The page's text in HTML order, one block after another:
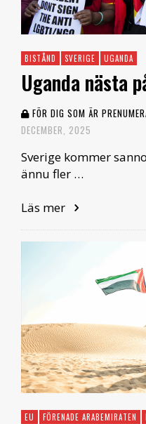
BISTÅND SVERIGE UGANDA
Uganda nästa
FÖR DIG SOM ÄR
DECEMBER, 2025
Sverige kommer
ännu fler …
Läs mer
EU FÖRENADE ARABEMIRATEN